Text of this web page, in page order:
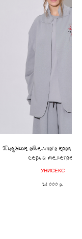
Пиджак объемного кроя из
серый телегрей
УНИСЕКС
28 000 р.